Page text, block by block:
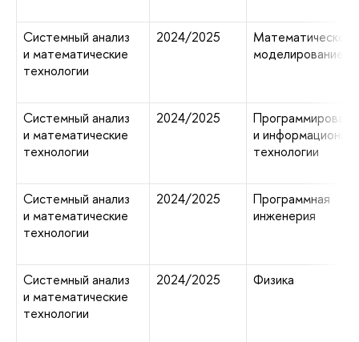
Системный анализ
и математические
технологии
2024/2025
Математическое
моделирование
Системный анализ
и математические
технологии
2024/2025
и
технологии
Системный анализ
и математические
технологии
2024/2025
Программная
инженерия
Системный анализ
и математические
технологии
2024/2025 Физика